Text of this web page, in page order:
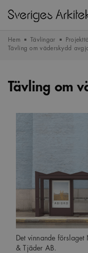
Hem Tävlingar
Tävling om väderskydd
Tävling om
Det vinnande
& Tjäder AB.